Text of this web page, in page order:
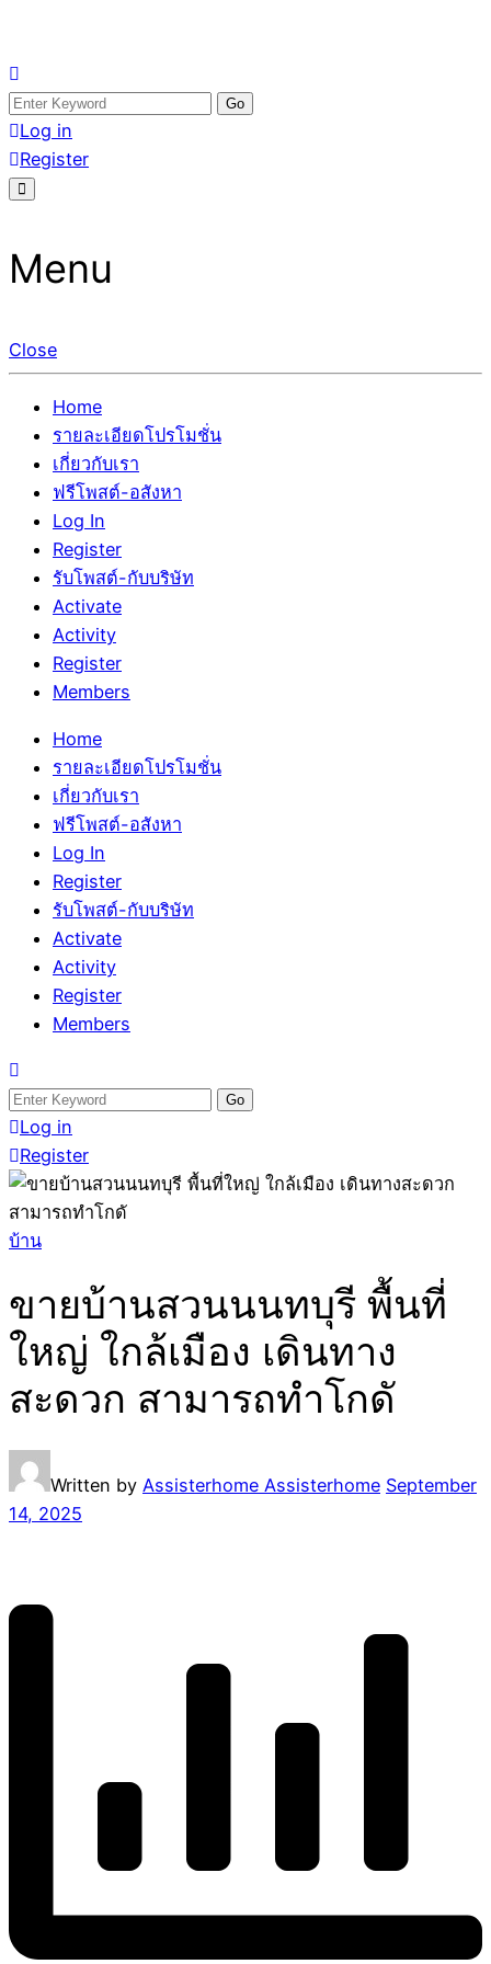
Skip
to
content
อสังหาโพสต์ รีวิวเยอะ รับจ้างโพสต์ขายบ้าน รับจ้างโพสต์อสัง
หา แตกต่างอย่างตั้งใจ รับรองผล อันดับ1 การโพสต์ขายอสังหา
กับทีมงานบริษัท บ้าน ที่ดิน คอนโด ติดGoogleหน้าแรกได้จริงๆ
ใน 7 วัน
รับจ้างโพสอสังหา ขายบ้าน อสังหาโพสต์ เชื่อถือได้จริง รับ
โพสต์ ที่ดิน กับทีมงานบริษัท ถูกและดีที่สุด ไม่มีค่านายหน้า
ขายได้จริงๆ ช่วยสร้างโอกาสในการขายได้มากกว่า ที่เดียว ที่
กล้าการันตีผลงาน ประสบการณ์กว่า20ปี ทีมงานมืออาชีพ ช่วย
คุณขายบ้านมานาน ตัวจริง
Search
for:Log in
Register
Menu
Close
Home
รายละเอียดโปรโมชั่น
เกี่ยวกับเรา
ฟรีโพสต์-อสังหา
Log In
Register
รับโพสต์-กับบริษัท
Activate
Activity
Register
Members
Home
รายละเอียดโปรโมชั่น
เกี่ยวกับเรา
ฟรีโพสต์-อสังหา
Log In
Register
รับโพสต์-กับบริษัท
Activate
Activity
Register
Members
Search
for:Log in
Register
บ้าน
ขายบ้านสวนนนทบุรี พื้นที่
ใหญ่ ใกล้เมือง เดินทาง
สะดวก สามารถทำโกดั
Written by Assisterhome Assisterhome September
14, 2025